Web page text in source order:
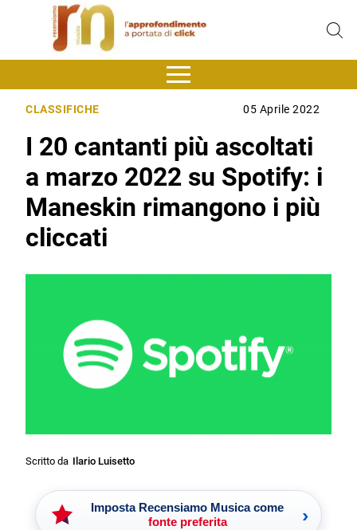
CLASSIFICHE 05 Aprile 2022
I 20 cantanti più ascoltati
a marzo 2022 su Spotify: i
Maneskin rimangono i più
cliccati
Scritto da Ilario Luisetto
Imposta Recensiamo Musica come
fonte preferita
›